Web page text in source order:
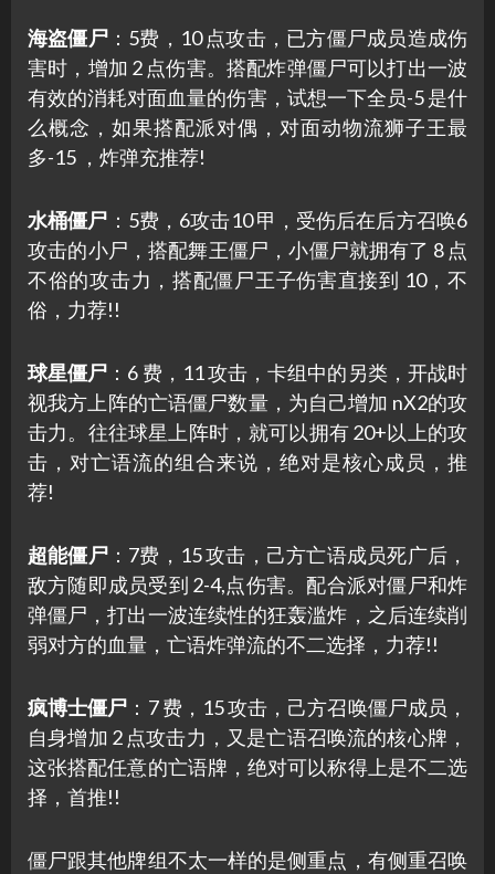
海盗僵尸：5费，10 点攻击，已方僵尸成员造成伤
害时，增加 2 点伤害。搭配炸弹僵尸可以打出一波
有效的消耗对面血量的伤害，试想一下全员-5 是什
么概念，如果搭配派对偶，对面动物流狮子王最
多-15 ，炸弹充推荐!
水桶僵尸 ：5费，6攻击10 甲，受伤后在后方召唤6
攻击的小尸，搭配舞王僵尸，小僵尸就拥有了 8 点
不俗的攻击力，搭配僵尸王子伤害直接到 10，不
俗，力荐!!
球星僵尸 ：6 费，11 攻击，卡组中的另类，开战时
视我方上阵的亡语僵尸数量，为自己增加 nX2的攻
击力。往往球星上阵时，就可以拥有 20+以上的攻
击，对亡语流的组合来说，绝对是核心成员，推
荐!
超能僵尸：7费，15 攻击，己方亡语成员死广后，
敌方随即成员受到 2-4,点伤害。配合派对僵尸和炸
弹僵尸，打出一波连续性的狂轰滥炸，之后连续削
弱对方的血量，亡语炸弹流的不二选择，力荐!!
疯博士僵尸 ：7 费，15 攻击，己方召唤僵尸成员，
自身增加 2 点攻击力，又是亡语召唤流的核心牌，
这张搭配任意的亡语牌，绝对可以称得上是不二选
择，首推!!
僵尸跟其他牌组不太一样的是侧重点，有侧重召唤